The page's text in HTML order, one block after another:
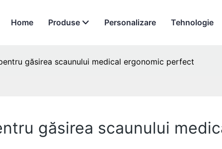
Home Produse Personalizare Tehnologie
găsirea scaunului medical ergonomic perfect
găsirea scaunului